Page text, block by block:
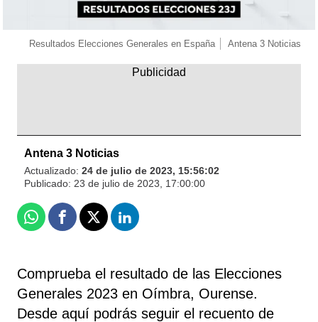
Resultados Elecciones Generales en España Antena 3 Noticias
Antena 3 Noticias
Actualizado: 24 de julio de 2023, 15:56:02
Publicado: 23 de julio de 2023, 17:00:00
WhatsappFacebook
X Linkedin
Comprueba el resultado de las Elecciones
Generales 2023 en Oímbra, Ourense.
Desde aquí podrás seguir el recuento de